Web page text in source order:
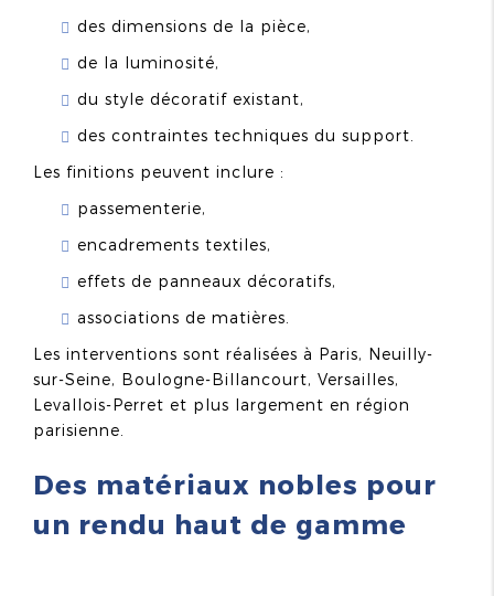
des dimensions de la pièce,
de la luminosité,
du style décoratif existant,
des contraintes techniques du support.
Les finitions peuvent inclure :
passementerie,
encadrements textiles,
effets de panneaux décoratifs,
associations de matières.
Les interventions sont réalisées à Paris, Neuilly-
sur-Seine, Boulogne-Billancourt, Versailles,
Levallois-Perret et plus largement en région
parisienne.
Des matériaux nobles pour
un rendu haut de gamme